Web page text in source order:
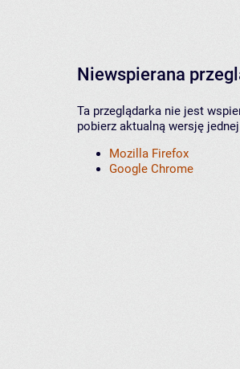
Niewspierana
Ta przeglądarka nie jest
pobierz aktualną wersję
Mozilla Firefox
Google Chrome